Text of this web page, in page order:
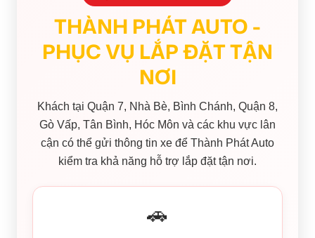
THÀNH PHÁT AUTO -
PHỤC VỤ LẮP ĐẶT TẬN
NƠI
Khách tại Quận 7, Nhà Bè, Bình Chánh, Quận 8,
Gò Vấp, Tân Bình, Hóc Môn và các khu vực lân
cận có thể gửi thông tin xe để Thành Phát Auto
kiểm tra khả năng hỗ trợ lắp đặt tận nơi.
🚗